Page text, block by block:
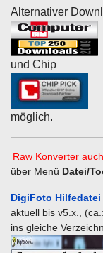
Alternativer
und Chip
möglich.
Raw Konverter
über Menü Datei/
DigiFoto Hilfedatei
aktuell bis v5.x.,
ins gleiche